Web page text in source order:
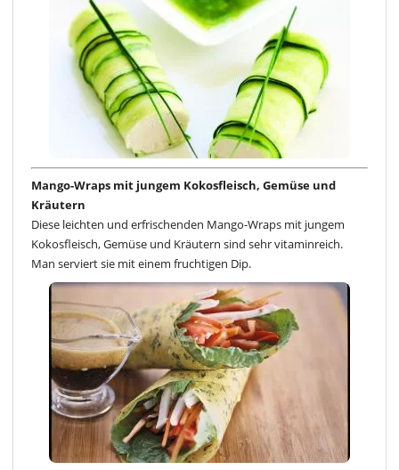
Mango-Wraps mit jungem Kokosfleisch, Gemüse und
Kräutern
Diese leichten und erfrischenden Mango-Wraps mit jungem
Kokosfleisch, Gemüse und Kräutern sind sehr vitaminreich.
Man serviert sie mit einem fruchtigen Dip.